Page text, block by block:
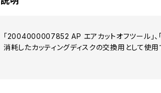
「2004000007852 AP エアカットオフツール」
消耗したカッティングディスクの交換用として使用